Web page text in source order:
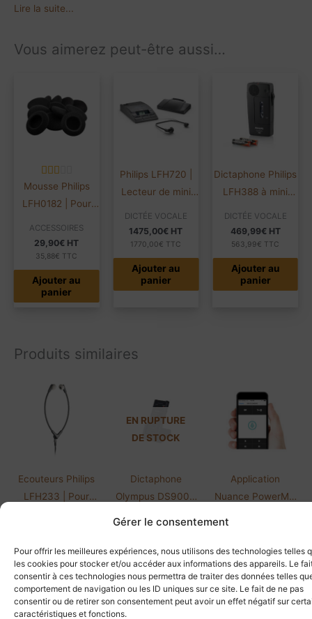
Gérer le consentement
Pour offrir les meilleures expériences, nous utilisons des technologies telles
les cookies pour stocker et/ou accéder aux informations des appareils. Le
consentir à ces technologies nous permettra de traiter des données telles
comportement de navigation ou les ID uniques sur ce site. Le fait de ne pas
consentir ou de retirer son consentement peut avoir un effet négatif sur
caractéristiques et fonctions.
Lire la suite...
Vous aimerez peut-être aussi…
Mousse Philips
LFH0182 | Pour
LFH234/334 | Lot
de 10
ACCESSOIRES
29,90€ HT
35,88€ TTC
Ajouter au
panier
Philips LFH720 |
Lecteur de mini
cassette | Avec
écouteurs et
pédale
DICTÉE VOCALE
1475,00€ HT
1770,00€ TTC
Ajouter au
panier
Dictaphone Philips
LFH388 à mini
cassette | Pocket
Memo
DICTÉE VOCALE
469,99€ HT
563,99€ TTC
Ajouter au
panier
Produits similaires
Ecouteurs Philips
LFH233 | Pour
80,40€TTC
Ajouter au
panier
EN RUPTURE
DE STOCK
Dictaphone
Olympus DS9000
DICTÉE VOCALE
418,80€ TTC
Lire la suite
Application
Nuance PowerMic
DICTÉE VOCALE
77,76€TTC
Ajouter au
panier